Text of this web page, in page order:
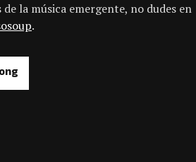
la música emergente, no dudes en
.